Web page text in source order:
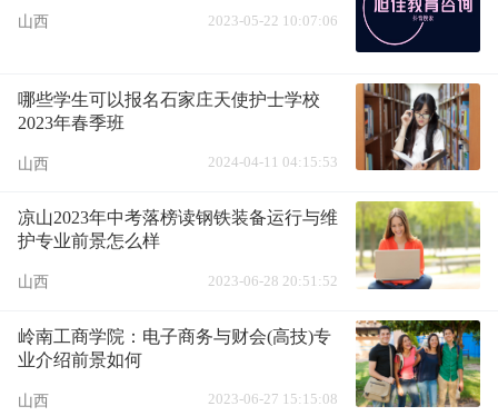
山西 2023-05-22 10:07:06
哪些学生可以报名石家庄天使护士学校
2023年春季班
山西 2024-04-11 04:15:53
凉山2023年中考落榜读钢铁装备运行与维
护专业前景怎么样
山西 2023-06-28 20:51:52
岭南工商学院：电子商务与财会(高技)专
业介绍前景如何
山西 2023-06-27 15:15:08